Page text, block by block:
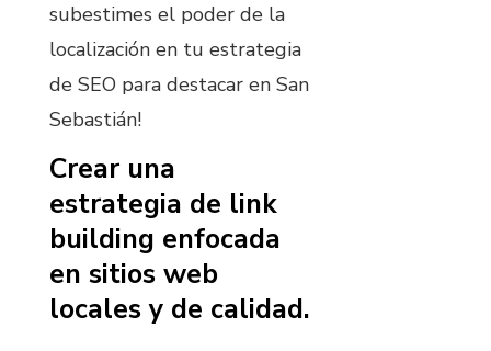
subestimes el poder de la
localización en tu estrategia
de SEO para destacar en San
Sebastián!
Crear una
estrategia de link
building enfocada
en sitios web
locales y de calidad.